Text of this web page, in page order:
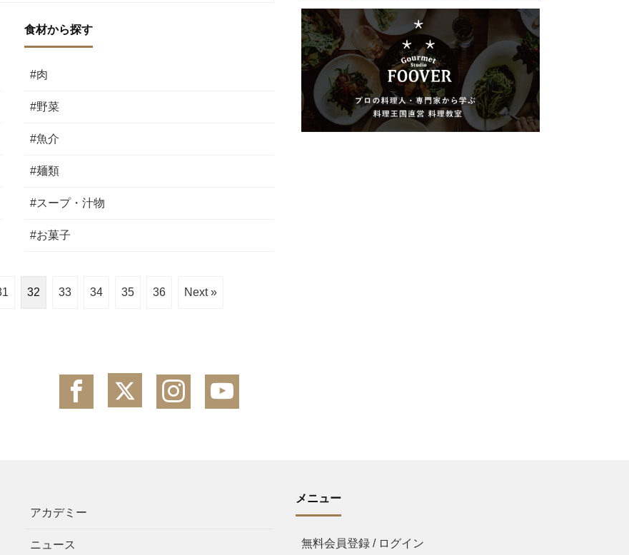
食材から探す
#肉
#野菜
#魚介
#麺類
#スープ・汁物
#お菓子
32 33 34 35 36 Next »
アカデミー
ニュース
メニュー
無料会員登録 / ログイン